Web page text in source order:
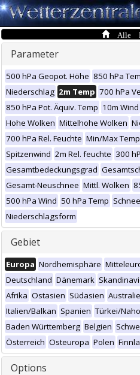
Alle
Parameter
500 hPa Geopot. Höhe 850 hPa
Niederschlag 2m Temp 700 hPa
850 hPa Pot. Äquiv. Temp 10m Wind
Hohe Wolken Mittelhohe Wolken
700 hPa Rel. Feuchte Min/Max
Spitzenwind 2m Rel. feuchte 300
Gesamtbedeckungsgrad
Gesamt-Neuschnee Mittl. Wolken
500 hPa Wind 50 hPa Temp
Niederschlagsform
Gebiet
Europa Nordhemisphäre
Deutschland Dänemark
Afrika Ostasien Südasien
Italien/Balkan Spanien Türkei/
Baden Württemberg Belgien
Österreich Osteuropa Polen
Options